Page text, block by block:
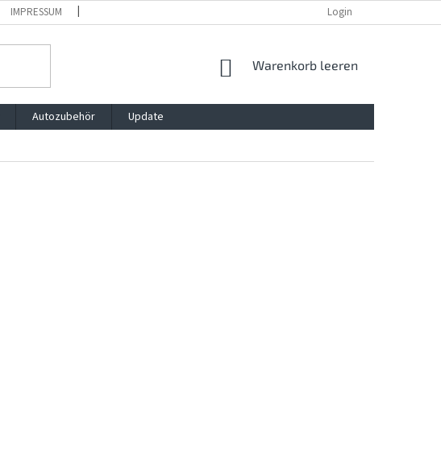
IMPRESSUM Login
WARENKORB
Warenkorb leeren
Autozubehör
Update